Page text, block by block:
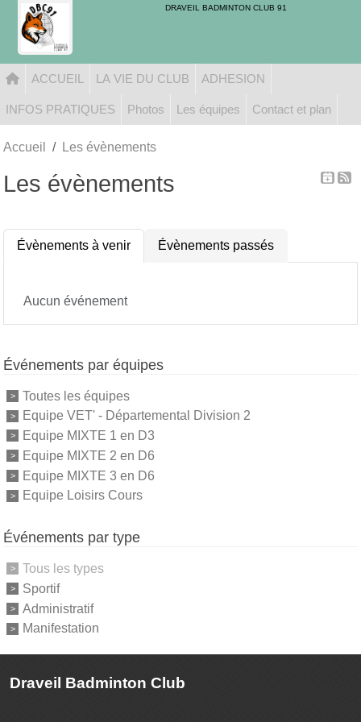
DRAVEIL BADMINTON CLUB 91
ACCUEIL LA VIE DU CLUB ADHESION
INFOS PRATIQUES Photos Les équipes Contact et plan
Accueil Les évènements
Les évènements
Évènements à venir Évènements passés
Aucun événement
Événements par équipes
Toutes les équipes
Equipe VET' - Départemental Division 2
Equipe MIXTE 1 en D3
Equipe MIXTE 2 en D6
Equipe MIXTE 3 en D6
Equipe Loisirs Cours
Événements par type
Tous les types
Sportif
Administratif
Manifestation
Draveil Badminton Club
Panneau de gestion des cookies